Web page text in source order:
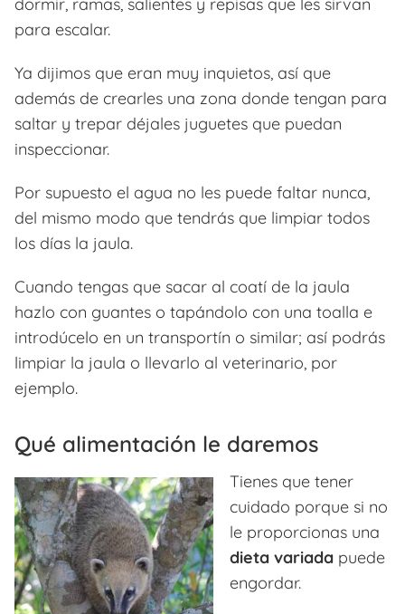
para escalar.
Ya dijimos que eran muy inquietos, así que
además de crearles una zona donde tengan para
saltar y trepar déjales juguetes que puedan
inspeccionar.
Por supuesto el agua no les puede faltar nunca,
del mismo modo que tendrás que limpiar todos
los días la jaula.
Cuando tengas que sacar al coatí de la jaula
hazlo con guantes o tapándolo con una toalla e
introdúcelo en un transportín o similar; así podrás
limpiar la jaula o llevarlo al veterinario, por
ejemplo.
Qué alimentación le daremos
Tienes que tener
cuidado porque si no
le proporcionas una
dieta variada puede
engordar.